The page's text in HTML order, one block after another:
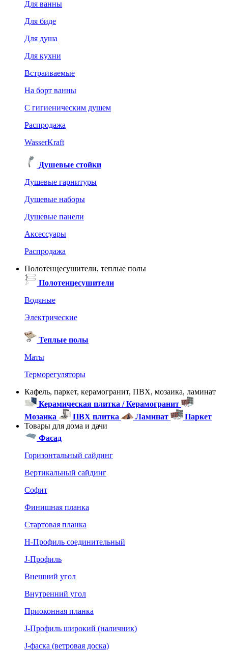
Для ванны
Для биде
Для душа
Для кухни
Встраиваемые
На борт ванны
C гигиеническим душем
Распродажа
WasserKraft
Душевые стойки
Душевые гарнитуры
Душевые наборы
Душевые панели
Аксессуары
Распродажа
Полотенцесушители, теплые полы
Полотенцесушители
Водяные
Электрические
Теплые полы
Маты
Терморегуляторы
Кафель, паркет, керамогранит, ПВХ, мозаика, ламинат
Керамическая плитка / Керамогранит
Мозаика
ПВХ плитка Ламинат
Паркет
Товары для дома и дачи
Фасад
Горизонтальный сайдинг
Вертикальный сайдинг
Софит
Финишная планка
Стартовая планка
Н-Профиль соединительный
J-Профиль
Внешний угол
Внутренний угол
Приоконная планка
J-Профиль широкий (наличник)
J-фаска (ветровая доска)